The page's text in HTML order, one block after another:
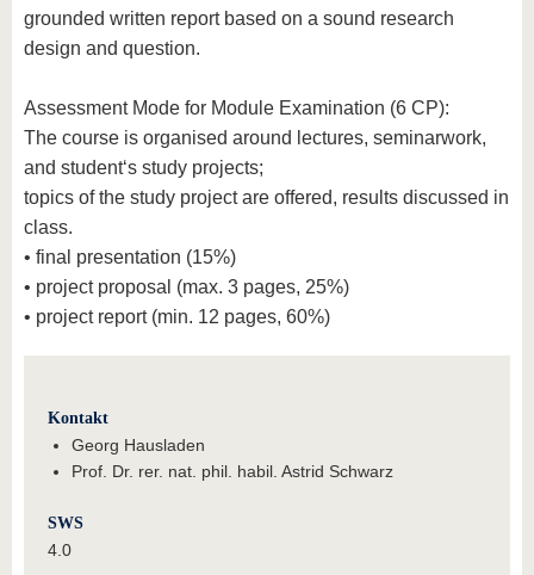
grounded written report based on a sound research
design and question.
Assessment Mode for Module Examination (6 CP):
The course is organised around lectures, seminarwork,
and student‘s study projects;
topics of the study project are offered, results discussed in
class.
• final presentation (15%)
• project proposal (max. 3 pages, 25%)
• project report (min. 12 pages, 60%)
Kontakt
Georg Hausladen
Prof. Dr. rer. nat. phil. habil. Astrid Schwarz
SWS
4.0